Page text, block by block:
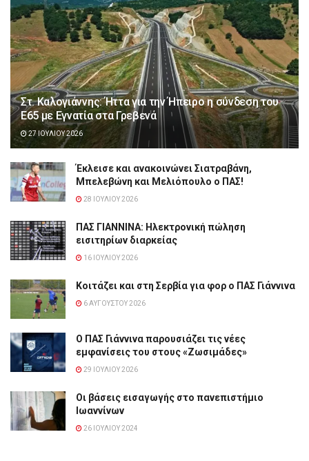
Στ. Καλογιάννης: Ήττα για την Ήπειρο η σύνδεση του
Ε65 με Εγνατία στα Γρεβενά
27 ΙΟΥΛΊΟΥ 2026
Έκλεισε και ανακοινώνει Σιατραβάνη,
Μπελεβώνη και Μελιόπουλο ο ΠΑΣ!
28 ΙΟΥΛΊΟΥ 2026
ΠΑΣ ΓΙΑΝΝΙΝΑ: Hλεκτρονική πώληση
εισιτηρίων διαρκείας
16 ΙΟΥΛΊΟΥ 2026
Κοιτάζει και στη Σερβία για φορ ο ΠΑΣ Γιάννινα
6 ΑΥΓΟΎΣΤΟΥ 2026
Ο ΠΑΣ Γιάννινα παρουσιάζει τις νέες
εμφανίσεις του στους «Ζωσιμάδες»
29 ΙΟΥΛΊΟΥ 2026
Οι βάσεις εισαγωγής στο πανεπιστήμιο
Ιωαννίνων
26 ΙΟΥΛΊΟΥ 2024